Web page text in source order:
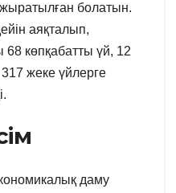
болатын.
аяқталып,
көпқабатты үй, 12
жеке үйлерге
даму